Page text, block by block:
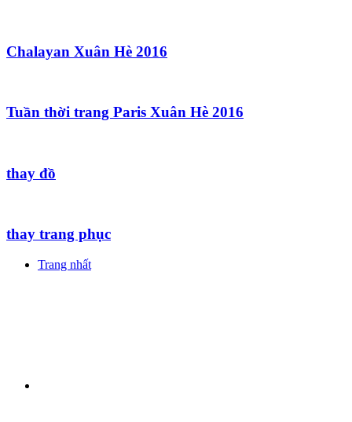
Chalayan Xuân Hè 2016
Tuần thời trang Paris Xuân Hè 2016
thay đồ
thay trang phục
Trang nhất